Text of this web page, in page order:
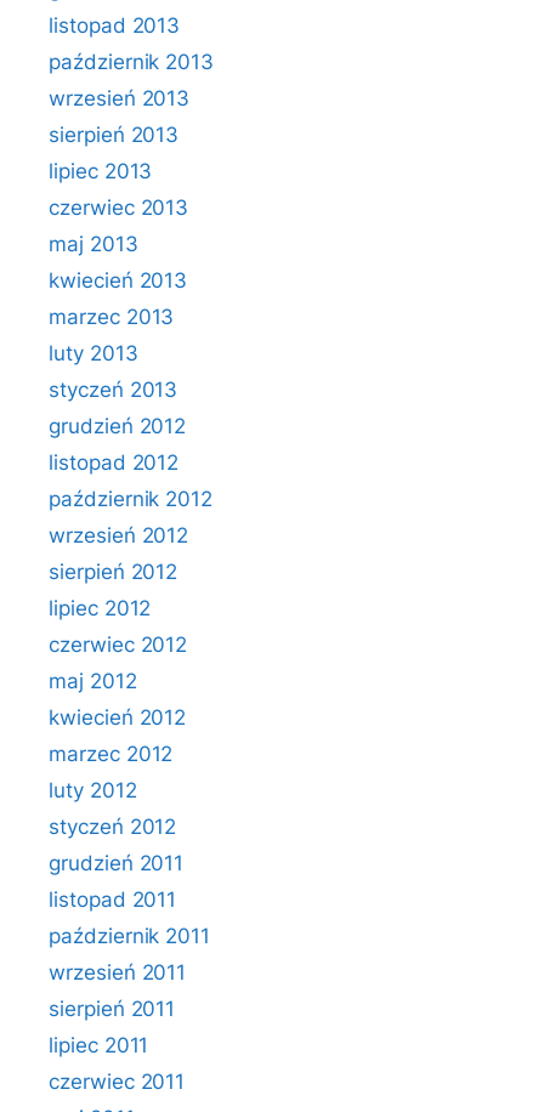
listopad 2013
październik 2013
wrzesień 2013
sierpień 2013
lipiec 2013
czerwiec 2013
maj 2013
kwiecień 2013
marzec 2013
luty 2013
styczeń 2013
grudzień 2012
listopad 2012
październik 2012
wrzesień 2012
sierpień 2012
lipiec 2012
czerwiec 2012
maj 2012
kwiecień 2012
marzec 2012
luty 2012
styczeń 2012
grudzień 2011
listopad 2011
październik 2011
wrzesień 2011
sierpień 2011
lipiec 2011
czerwiec 2011